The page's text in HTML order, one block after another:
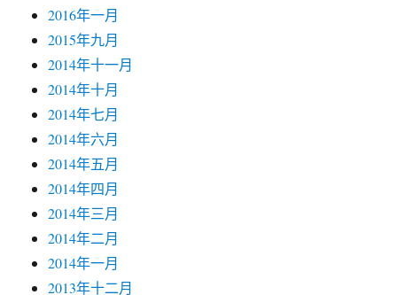
2016年一月
2015年九月
2014年十一月
2014年十月
2014年七月
2014年六月
2014年五月
2014年四月
2014年三月
2014年二月
2014年一月
2013年十二月